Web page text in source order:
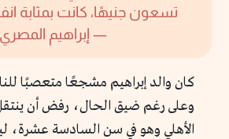
تسعون جنيهًا، كانت بمثابة
— إبراهيم المصري
كان والد إبراهيم مشجعًا متعصبًا
وعلى رغم ضيق الحال، رفض أن
الأهلي وهو في سن السادسة عشرة،